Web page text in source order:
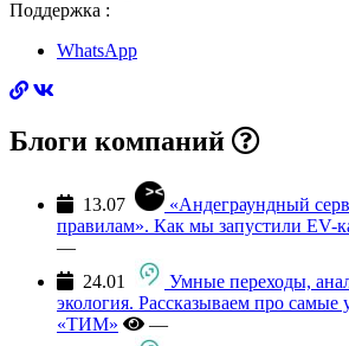
Поддержка :
WhatsApp
Блоги компаний
13.07
«Андеграундный
правилам». Как мы запустили
—
24.01
Умные переходы,
экология. Рассказываем про
«ТИМ»
—